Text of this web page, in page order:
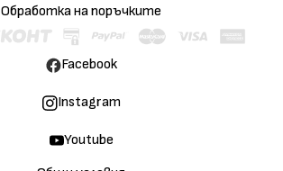
Обработка на поръчките
Facebook
Instagram
Youtube